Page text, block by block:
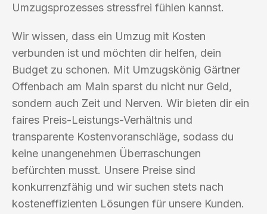
Umzugsprozesses stressfrei fühlen kannst.
Wir wissen, dass ein Umzug mit Kosten
verbunden ist und möchten dir helfen, dein
Budget zu schonen. Mit Umzugskönig Gärtner
Offenbach am Main sparst du nicht nur Geld,
sondern auch Zeit und Nerven. Wir bieten dir ein
faires Preis-Leistungs-Verhältnis und
transparente Kostenvoranschläge, sodass du
keine unangenehmen Überraschungen
befürchten musst. Unsere Preise sind
konkurrenzfähig und wir suchen stets nach
kosteneffizienten Lösungen für unsere Kunden.